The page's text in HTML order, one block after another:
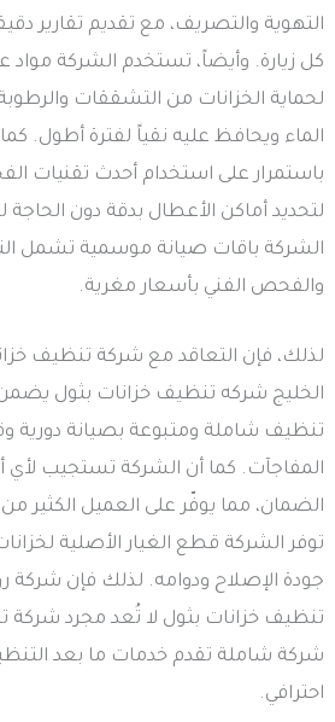
التهوية والتصريف، مع تقديم تقارير
كل زيارة. وأيضاً، تستخدم الشركة مواد
لحماية الخزانات من التشققات
الماء ويحافظ عليه نقياً لفترة أطول.
باستمرار على استخدام أحدث تقنيات
لتحديد أماكن الأعطال بدقة دون الحاجة
الشركة باقات صيانة موسمية تشمل
والفحص الفني بأسعار مغرية.
لذلك، فإن التعاقد مع شركة تنظيف
الخليج شركه تنظيف خزانات بثول
تنظيف شاملة ومتبوعة بصيانة دورية
المفاجآت. كما أن الشركة تستجيب لأي
الضمان، مما يوفّر على العميل الكثير
توفر الشركة قطع الغيار الأصلية
جودة الإصلاح ودوامه. لذلك فإن شركة
تنظيف خزانات بثول لا تُعد مجرد شركة
شركة شاملة تقدم خدمات ما بعد
احترافي.